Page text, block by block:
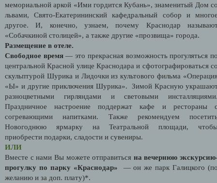
мемориальной аркой «Ими гордится Кубань», знаменитый Дом
львами, Свято-Екатерининский кафедральный собор и
другое. И, конечно, узнаем, почему Краснодар
«Собачкиной столицей», а также другие «прозвища» города.
Размещение в отеле.
Свободное время— это прекрасная возможность прогуляться
центральной Красной улице Краснодара и сфотографироваться
скульптурой Шурика и Лидочки из культового фильма
«Ы» и другие приключения Шурика». Зимой Красную
разноцветными гирляндами и световыми
Праздничное настроение поддержат кафе и рестораны
согревающими напитками. Также рекомендуем
Новогоднюю ярмарку на Театральной площади,
приобрести подарки, сладости и сувениры.
ИЛИ
Вместе с нами Вы можете отправиться на вечернюю
прогулку по парку «Краснодар»
—он жепарк Галицкого
желанию и за доп. плату)*.